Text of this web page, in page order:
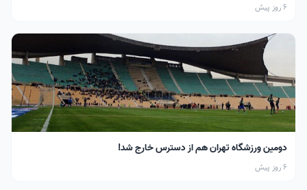
6 روز پیش
دومین ورزشگاه تهران هم از دسترس خارج شد!
6 روز پیش